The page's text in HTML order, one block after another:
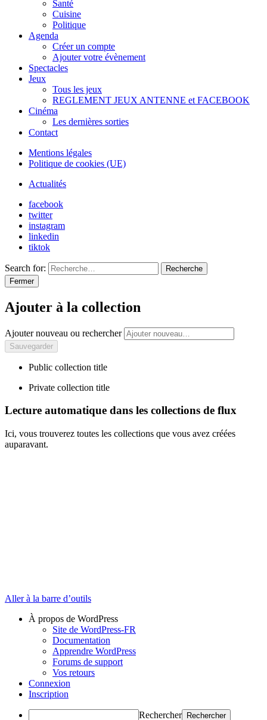
Santé
Cuisine
Politique
Agenda
Créer un compte
Ajouter votre évènement
Spectacles
Jeux
Tous les jeux
REGLEMENT JEUX ANTENNE et FACEBOOK
Cinéma
Les dernières sorties
Contact
Mentions légales
Politique de cookies (UE)
Actualités
facebook
twitter
instagram
linkedin
tiktok
Search for:
Recherche
Fermer
Ajouter à la collection
Ajouter nouveau ou rechercher
Public collection title
Private collection title
Lecture automatique dans les collections de flux
Ici, vous trouverez toutes les collections que vous avez créées
auparavant.
Aller à la barre d’outils
À propos de WordPress
Site de WordPress-FR
Documentation
Apprendre WordPress
Forums de support
Vos retours
Connexion
Inscription
Rechercher